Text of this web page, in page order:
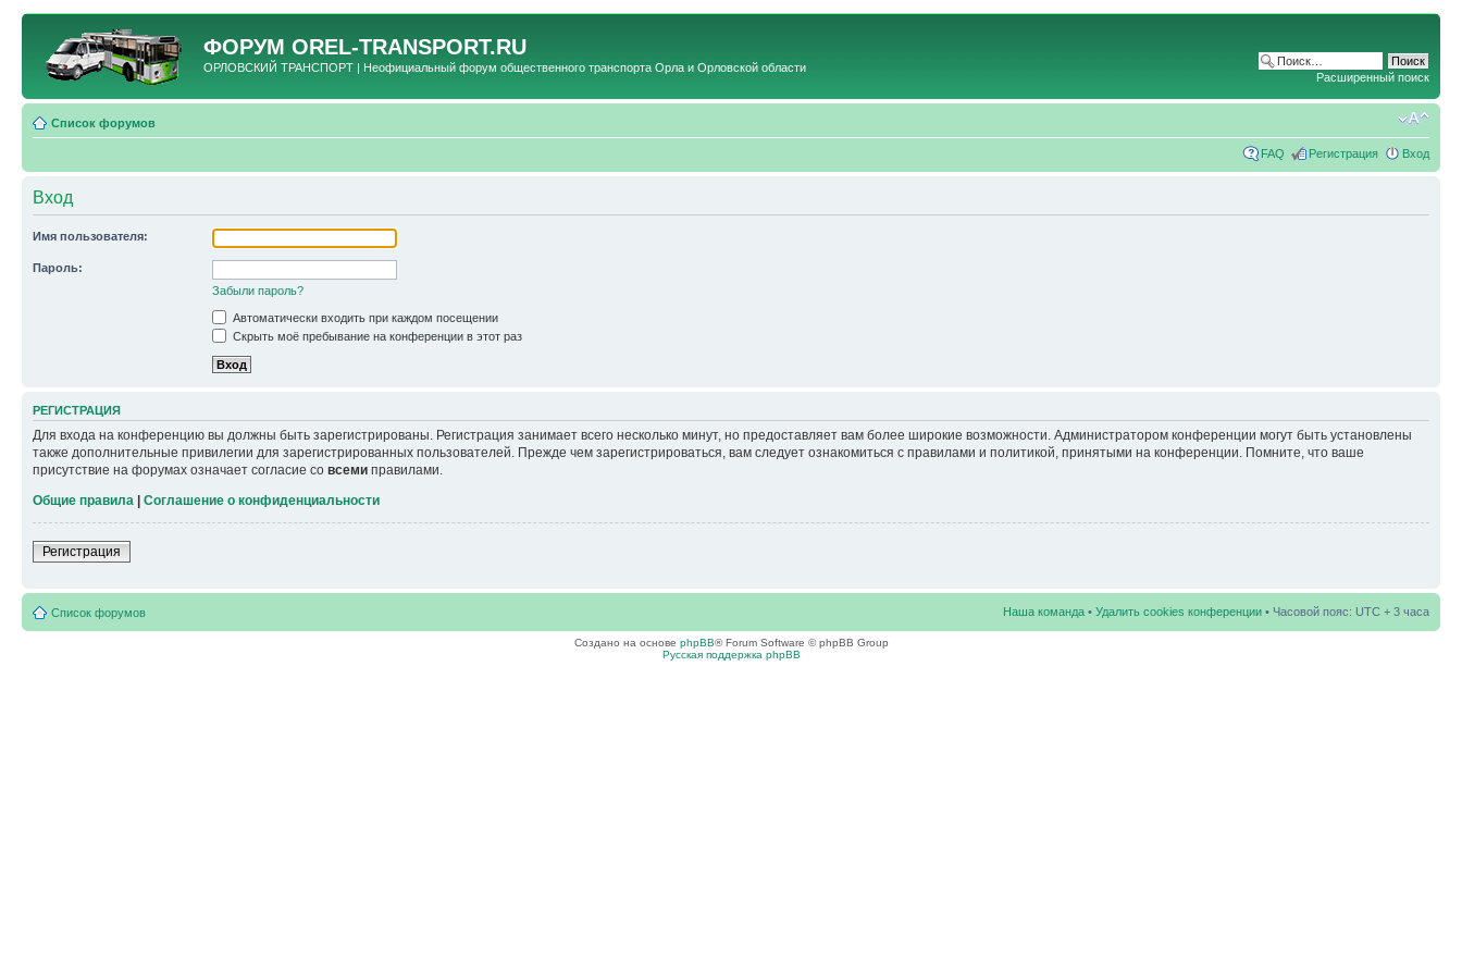
ФОРУМ OREL-TRANSPORT.RU
ОРЛОВСКИЙ ТРАНСПОРТ | Неофициальный форум общественного транспорта Орла и Орловской области
Расширенный поиск
Список форумов
FAQ Регистрация Вход
Вход
Имя пользователя:
Пароль:
Забыли пароль?
Автоматически входить при каждом посещении
Скрыть моё пребывание на конференции в этот раз
РЕГИСТРАЦИЯ
Для входа на конференцию вы должны быть зарегистрированы. Регистрация занимает всего несколько минут, но предоставляет вам более широкие возможности. Администратором конференции могут быть установлены
также дополнительные привилегии для зарегистрированных пользователей. Прежде чем зарегистрироваться, вам следует ознакомиться с правилами и политикой, принятыми на конференции. Помните, что ваше
присутствие на форумах означает согласие со всеми правилами.
Общие правила
Соглашение о конфиденциальности
Регистрация
Список форумов Наша команда • Удалить cookies конференции • Часовой пояс: UTC + 3 часа
Создано на основе phpBB® Forum Software © phpBB Group
Русская поддержка phpBB